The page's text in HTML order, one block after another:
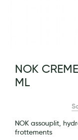
Crème solaire -
Accessoires,
Bouillottes
Parfums et bougies
Beauté au naturel
NOK
ML
NOK assouplit,
frottements